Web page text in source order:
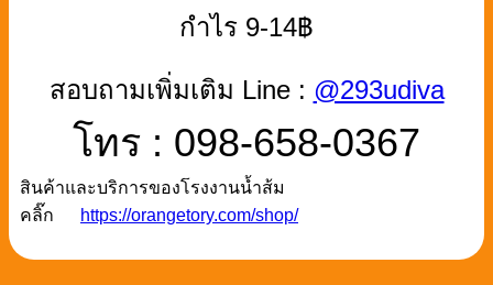
กำไร 9-14฿
สอบถามเพิ่มเติม Line : @293udiva
โทร : 098-658-0367
สินค้าและบริการของโรงงานน้ำส้ม
คลิ๊ก
https://orangetory.com/shop/